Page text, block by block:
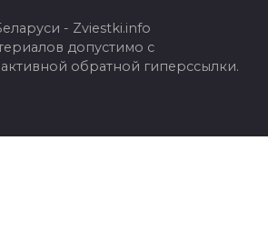
- Zviestki.info
допустимо с
обратной гиперссылки.